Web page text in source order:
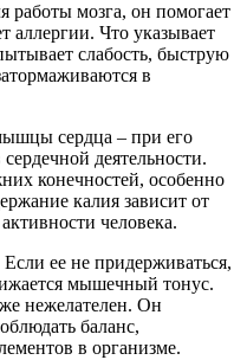
работы мозга, он помогает
аллергии. Что указывает
слабость, быструю
в
сердца – при его
деятельности.
конечностей, особенно
калия зависит от
человека.
ее не придерживаться,
мышечный тонус.
нежелателен. Он
баланс,
в организме.